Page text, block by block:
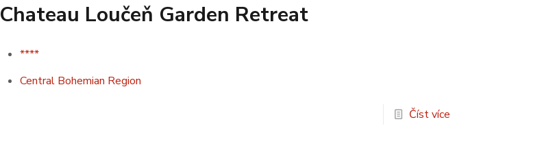
Chateau Loučeň Garden Retreat
****
Central Bohemian Region
Číst více